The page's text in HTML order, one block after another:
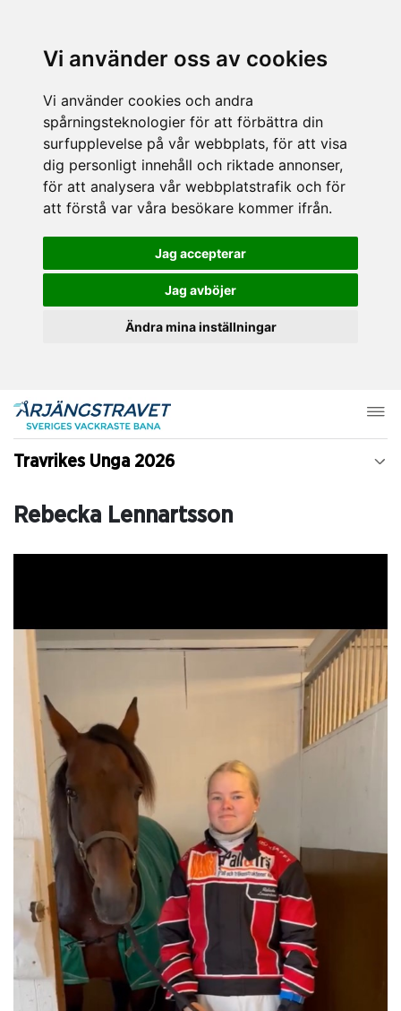
Vi använder oss av cookies
Vi använder cookies och andra
spårningsteknologier för att förbättra din
surfupplevelse på vår webbplats, för att visa
dig personligt innehåll och riktade annonser,
för att analysera vår webbplatstrafik och för
att förstå var våra besökare kommer ifrån.
Jag accepterar
Jag avböjer
Ändra mina inställningar
Travrikes Unga 2026
Rebecka Lennartsson